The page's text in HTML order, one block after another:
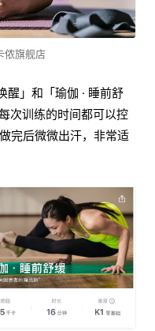
侬旗舰店
醒」和「瑜伽 · 睡前舒
次训练的时间都可以控
完后微微出汗，非常适